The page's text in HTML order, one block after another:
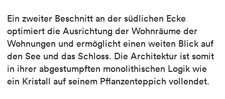
Ein zweiter Beschnitt an der südlichen Ecke
optimiert die Ausrichtung der Wohnräume der
Wohnungen und ermöglicht einen weiten Blick auf
den See und das Schloss. Die Architektur ist somit
in ihrer abgestumpften monolithischen Logik wie
ein Kristall auf seinem Pflanzenteppich vollendet.